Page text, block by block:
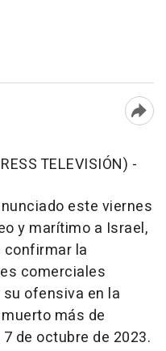
TELEVISIÓN) -
este viernes
y marítimo a Israel,
confirmar la
comerciales
ofensiva en la
más de
de octubre de 2023.